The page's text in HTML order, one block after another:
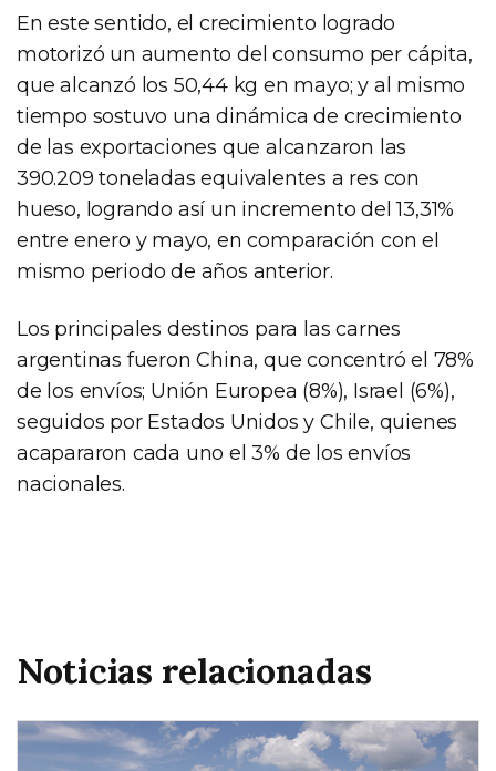
En este sentido, el crecimiento logrado
motorizó un aumento del consumo per cápita,
que alcanzó los 50,44 kg en mayo; y al mismo
tiempo sostuvo una dinámica de crecimiento
de las exportaciones que alcanzaron las
390.209 toneladas equivalentes a res con
hueso, logrando así un incremento del 13,31%
entre enero y mayo, en comparación con el
mismo periodo de años anterior.
Los principales destinos para las carnes
argentinas fueron China, que concentró el 78%
de los envíos; Unión Europea (8%), Israel (6%),
seguidos por Estados Unidos y Chile, quienes
acapararon cada uno el 3% de los envíos
nacionales.
Noticias relacionadas